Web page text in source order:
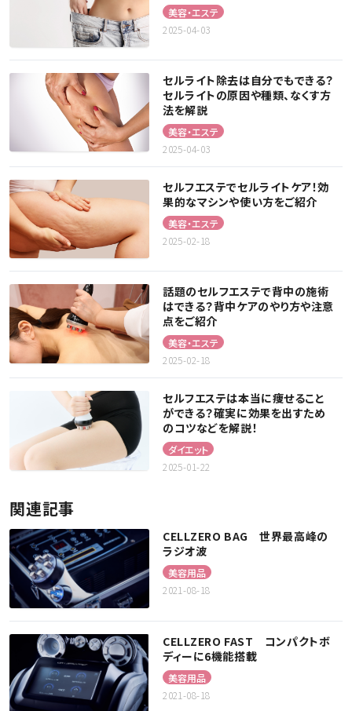
美容・エステ
2025-04-03
セルライト除去は自分でもできる？
セルライトの原因や種類、なくす方
法を解説
美容・エステ
2025-04-03
セルフエステでセルライトケア！効
果的なマシンや使い方をご紹介
美容・エステ
2025-02-18
話題のセルフエステで背中の施術
はできる？背中ケアのやり方や注意
点をご紹介
美容・エステ
2025-02-18
セルフエステは本当に痩せること
ができる？確実に効果を出すため
のコツなどを解説！
ダイエット
2025-01-22
関連記事
CELLZERO BAG 世界最高峰の
ラジオ波
美容用品
2021-08-18
CELLZERO FAST コンパクトボ
ディーに6機能搭載
美容用品
2021-08-18